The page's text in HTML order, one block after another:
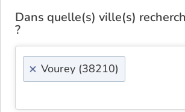
Dans quelle(s) ville(s)
?
× Vourey (38210)